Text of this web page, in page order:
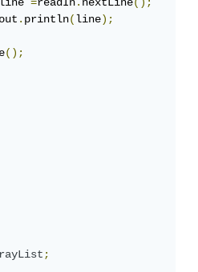
line =readIn.nextLine();
out.println(line);
();
;